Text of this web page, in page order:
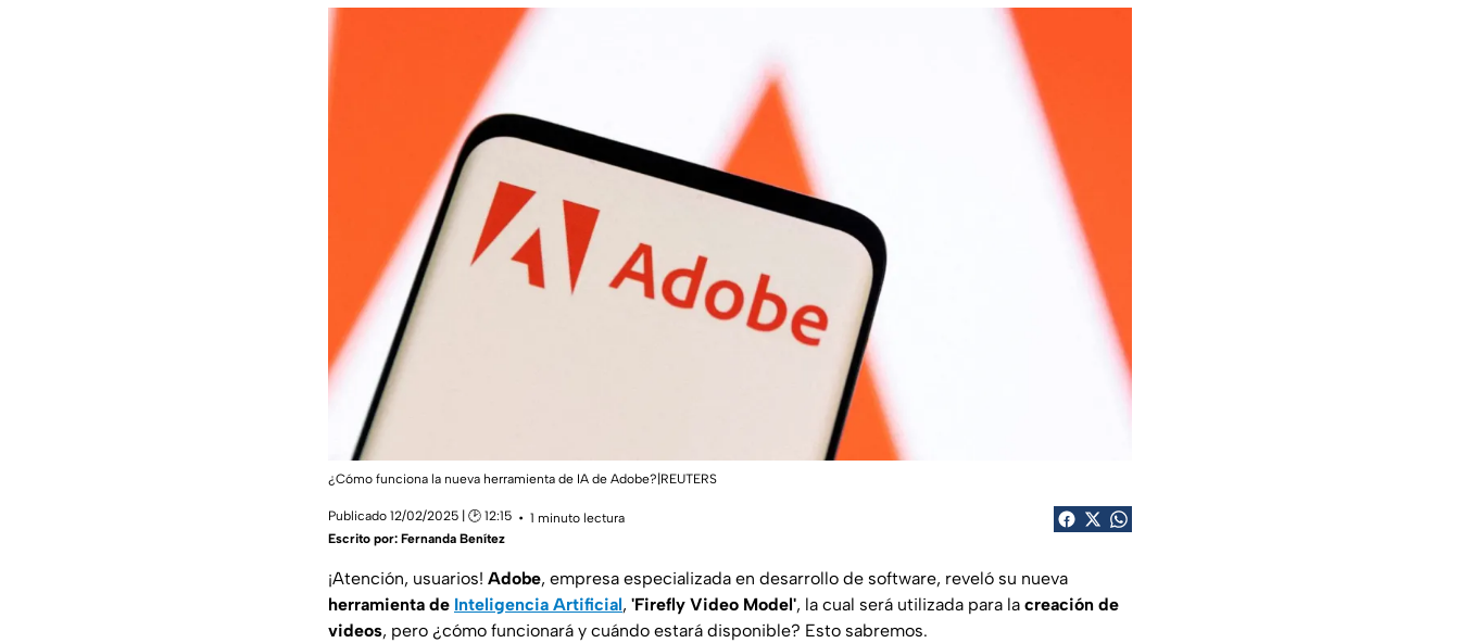
¿Cómo funciona la nueva herramienta de IA de Adobe?|REUTERS
Publicado 12/02/2025 | 🕑 12:15
1 minuto lectura
Escrito por: Fernanda Benítez
¡Atención, usuarios! Adobe, empresa especializada en desarrollo de software, reveló su nueva
herramienta de Inteligencia Artificial, 'Firefly Video Model', la cual será utilizada para la creación de
videos, pero ¿cómo funcionará y cuándo estará disponible? Esto sabremos.